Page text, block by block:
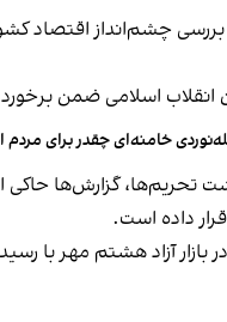
بررسی چشم‌انداز اقتصاد
اسلامی ضمن برخورد
خامنه‌ای چقدر برای مردم
تحریم‌ها، گزارش‌ها
داده است.
بازار آزاد هشتم مهر با